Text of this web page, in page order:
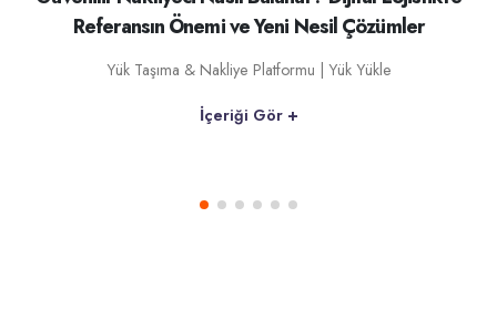
Referansın Önemi ve Yeni Nesil Çözümler
Yük Taşıma & Nakliye Platformu | Yük Yükle
İçeriği Gör +